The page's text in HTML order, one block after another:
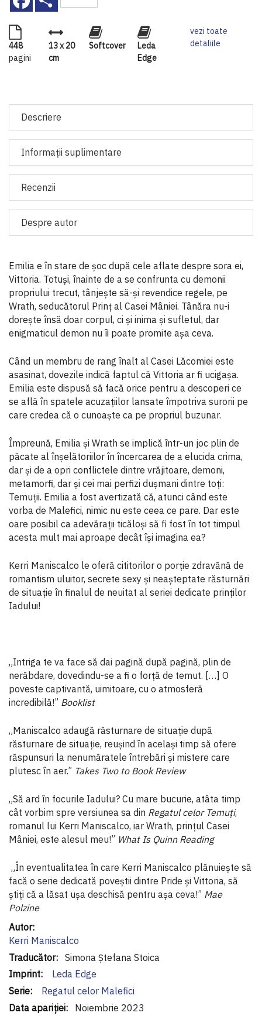
448
pagini
13 x 20
cm
Softcover
Leda
Edge
vezi toate
detaliile
Descriere
Informaţii suplimentare
Recenzii
Despre autor
Emilia e în stare de șoc după cele aflate despre sora ei,
Vittoria. Totuși, înainte de a se confrunta cu demonii
propriului trecut, tânjește să-și revendice regele, pe
Wrath, seducătorul Prinț al Casei Mâniei. Tânăra nu-i
dorește însă doar corpul, ci și inima și sufletul, dar
enigmaticul demon nu îi poate promite așa ceva.
Când un membru de rang înalt al Casei Lăcomiei este
asasinat, dovezile indică faptul că Vittoria ar fi ucigașa.
Emilia este dispusă să facă orice pentru a descoperi ce
se află în spatele acuzațiilor lansate împotriva surorii pe
care credea că o cunoaște ca pe propriul buzunar.
Împreună, Emilia și Wrath se implică într-un joc plin de
păcate al înșelătoriilor în încercarea de a elucida crima,
dar și de a opri conflictele dintre vrăjitoare, demoni,
metamorfi, dar și cei mai perfizi dușmani dintre toți:
Temuții. Emilia a fost avertizată că, atunci când este
vorba de Malefici, nimic nu este ceea ce pare. Dar este
oare posibil ca adevărații ticăloși să fi fost în tot timpul
acesta mult mai aproape decât își imagina ea?
Kerri Maniscalco le oferă cititorilor o porție zdravănă de
romantism uluitor, secrete sexy și neașteptate răsturnări
de situație în finalul de neuitat al seriei dedicate prinților
Iadului!
„Intriga te va face să dai pagină după pagină, plin de
nerăbdare, dovedindu-se a fi o forță de temut. […] O
poveste captivantă, uimitoare, cu o atmosferă
incredibilă!” Booklist
„Maniscalco adaugă răsturnare de situație după
răsturnare de situație, reușind în același timp să ofere
răspunsuri la nenumăratele întrebări și mistere care
plutesc în aer.” Takes Two to Book Review
„Să ard în focurile Iadului? Cu mare bucurie, atâta timp
cât vorbim spre versiunea sa din Regatul celor Temuți,
romanul lui Kerri Maniscalco, iar Wrath, prințul Casei
Mâniei, este alesul meu!” What Is Quinn Reading
„În eventualitatea în care Kerri Maniscalco plănuiește să
facă o serie dedicată poveștii dintre Pride și Vittoria, să
știți că a lăsat ușa deschisă pentru așa ceva!” Mae
Polzine
Informaţii
suplimentare
Kerri Maniscalco
Simona Ștefana Stoica
Leda Edge
Regatul celor Malefici
Noiembrie 2023